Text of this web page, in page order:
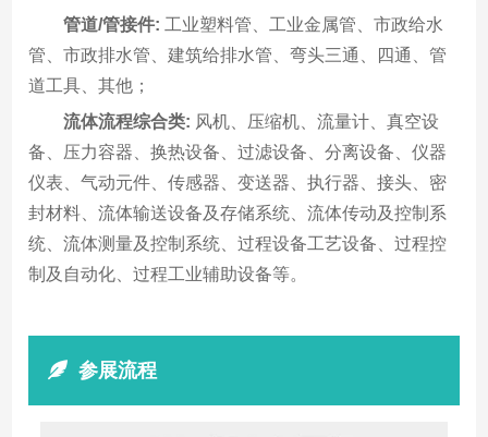
管道/管接件: 工业塑料管、工业金属管、市政给水
管、市政排水管、建筑给排水管、弯头三通、四通、管
道工具、其他；
流体流程综合类: 风机、压缩机、流量计、真空设
备、压力容器、换热设备、过滤设备、分离设备、仪器
仪表、气动元件、传感器、变送器、执行器、接头、密
封材料、流体输送设备及存储系统、流体传动及控制系
统、流体测量及控制系统、过程设备工艺设备、过程控
制及自动化、过程工业辅助设备等。
参展流程